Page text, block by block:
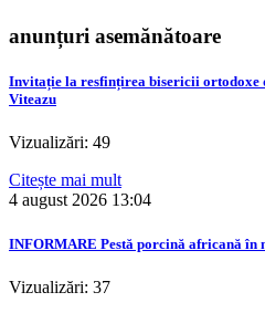
anunțuri asemănătoare
Invitație la resfințirea bisericii ortodoxe
Viteazu
Vizualizări: 49
Citește mai mult
4 august 2026 13:04
INFORMARE Pestă porcină africană în
Vizualizări: 37